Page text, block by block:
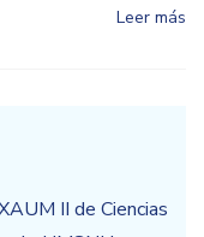
Leer más